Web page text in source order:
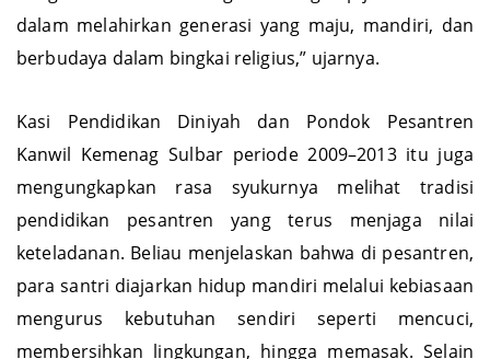
dengan modernisasi digital sebagai pijakan utama
dalam melahirkan generasi yang maju, mandiri, dan
Kasi Pendidikan Diniyah dan Pondok Pesantren
Kanwil Kemenag Sulbar periode 2009–2013 itu juga
mengungkapkan rasa syukurnya melihat tradisi
pendidikan pesantren yang terus menjaga nilai
keteladanan. Beliau menjelaskan bahwa di pesantren,
para santri diajarkan hidup mandiri melalui kebiasaan
mengurus kebutuhan sendiri seperti mencuci,